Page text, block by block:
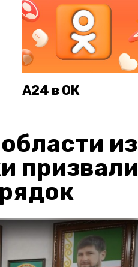
А24 в ОК
из
призвали